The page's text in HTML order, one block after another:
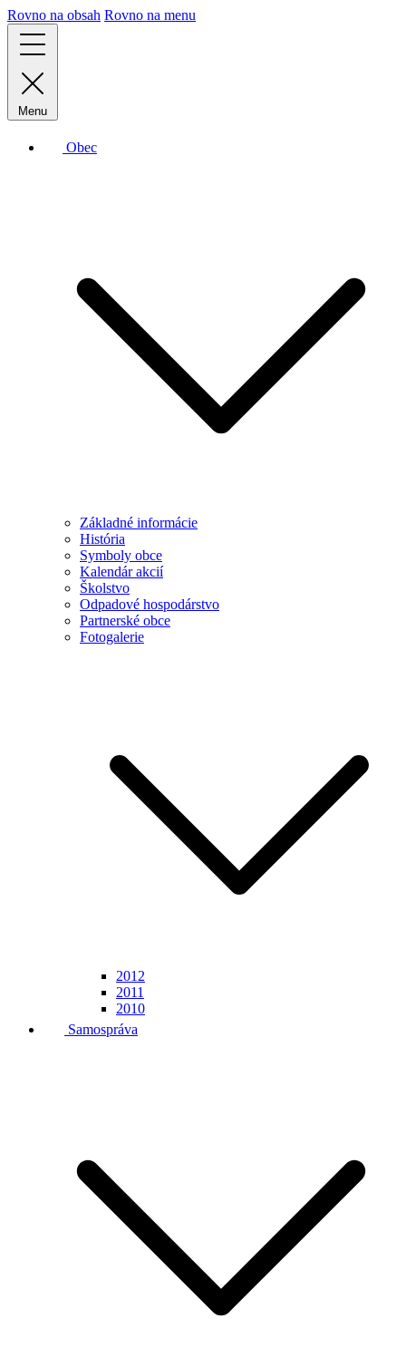
Rovno na obsah Rovno na menu
Menu
Obec
Základné informácie
História
Symboly obce
Kalendár akcií
Školstvo
Odpadové hospodárstvo
Partnerské obce
Fotogalerie
2012
2011
2010
Samospráva